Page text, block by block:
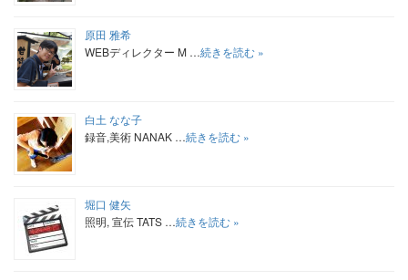
原田 雅希
WEBディレクター M …続きを読む »
白土 なな子
録音,美術 NANAK …続きを読む »
堀口 健矢
照明, 宣伝 TATS …続きを読む »